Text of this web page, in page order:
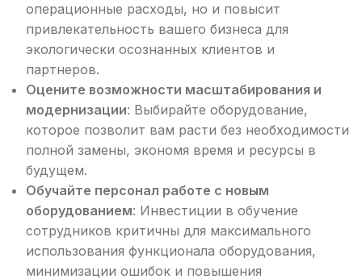
операционные расходы, но и повысит
привлекательность вашего бизнеса для
экологически осознанных клиентов и
партнеров.
Оцените возможности масштабирования и
модернизации: Выбирайте оборудование,
которое позволит вам расти без необходимости
полной замены, экономя время и ресурсы в
будущем.
Обучайте персонал работе с новым
оборудованием: Инвестиции в обучение
сотрудников критичны для максимального
использования функционала оборудования,
минимизации ошибок и повышения